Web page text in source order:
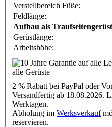
Verstellbereich Füße:
Feldlänge:
Aufbau als
Gerüstlänge:
Arbeitshöhe:
2 % Rabatt bei PayPal oder
Versandfertig ab 18.08.2026.
Werktagen.
Abholung im Werksverkauf
reservieren.